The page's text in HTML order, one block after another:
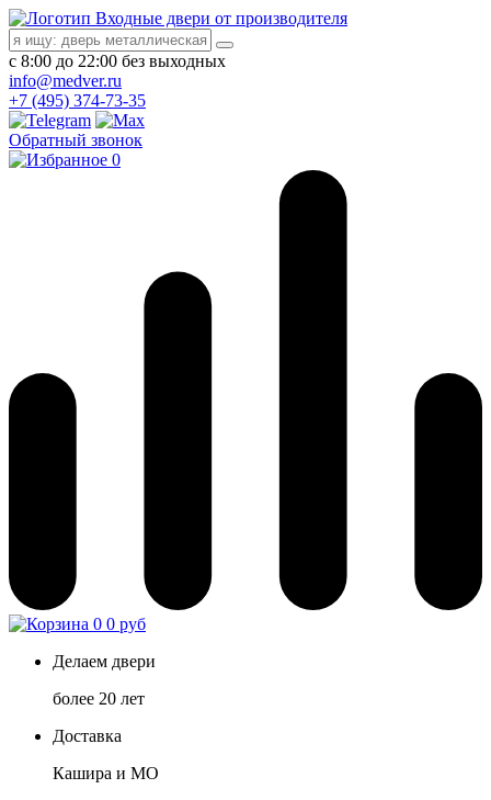
Входные двери от производителя
с 8:00 до 22:00 без выходных
info@medver.ru
+7 (495) 374-73-35
Обратный звонок
0
0 0 руб
Делаем двери
более 20 лет
Доставка
Кашира и МО